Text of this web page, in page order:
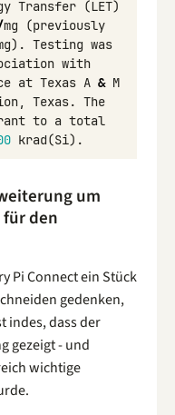
Transfer (LET)
mg (previously
). Testing was
with
at Texas A & M
, Texas. The
to a total
krad(Si).
um
den
Pi Connect ein Stück
gedenken,
indes, dass der
gezeigt - und
wichtige